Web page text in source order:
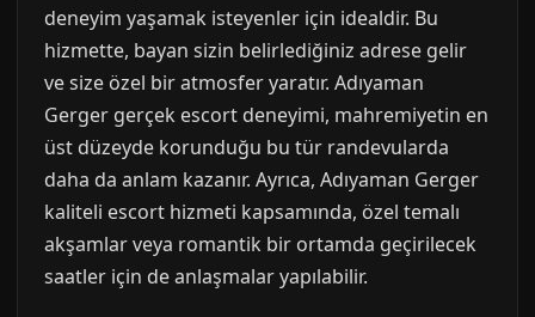
deneyim yaşamak isteyenler için idealdir. Bu
hizmette, bayan sizin belirlediğiniz adrese gelir
ve size özel bir atmosfer yaratır. Adıyaman
Gerger gerçek escort deneyimi, mahremiyetin en
üst düzeyde korunduğu bu tür randevularda
daha da anlam kazanır. Ayrıca, Adıyaman Gerger
kaliteli escort hizmeti kapsamında, özel temalı
akşamlar veya romantik bir ortamda geçirilecek
saatler için de anlaşmalar yapılabilir.